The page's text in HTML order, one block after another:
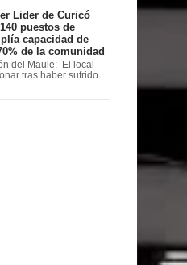
Lider de Curicó
puestos de
capacidad de
de la comunidad
del Maule: El local
tras haber sufrido